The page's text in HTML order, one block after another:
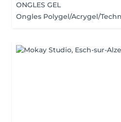
ONGLES GEL
Ongles Polygel/Acrygel/